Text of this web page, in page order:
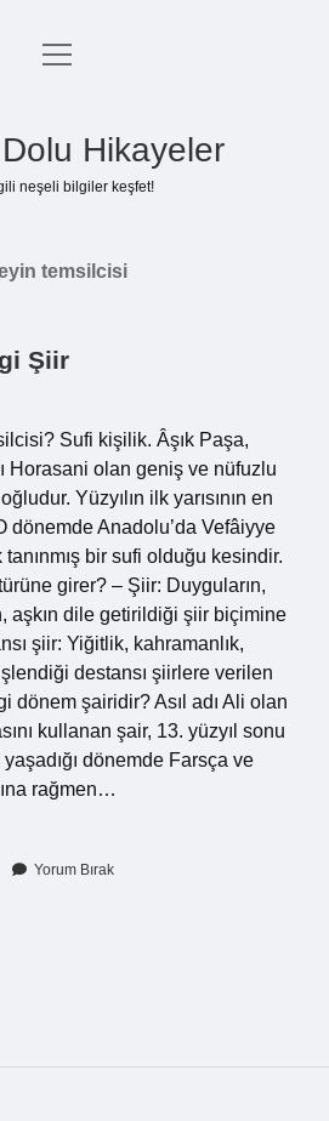
Anasayfa
menüyü
Hikayeler
neşeli bilgiler keşfet!
temsilcisi
Şiir
Sufi kişilik. Âşık Paşa,
Horasani olan geniş ve nüfuzlu
Yüzyılın ilk yarısının en
dönemde Anadolu’da Vefâiyye
tanınmış bir sufi olduğu kesindir.
girer? – Şiir: Duyguların,
aşkın dile getirildiği şiir biçimine
şiir: Yiğitlik, kahramanlık,
destansı şiirlere verilen
dönem şairidir? Asıl adı Ali olan
kullanan şair, 13. yüzyıl sonu
dönemde Farsça ve
rağmen…
Yorum Bırak